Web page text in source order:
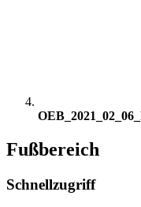
Fußbereich
Schnellzugriff